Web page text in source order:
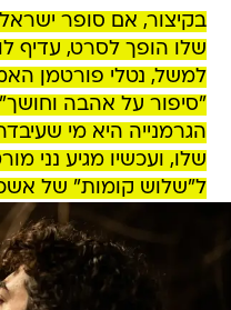
בקיצור, אם סופר
שלו הופך לסרט, עדיף
למשל, נטלי פורטמן
"סיפור על אהבה
הגרמנייה היא מי
שלו, ועכשיו מגיע נני
ל"שלוש קומות" של